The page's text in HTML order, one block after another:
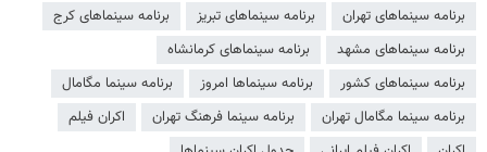
برنامه سینماهای تهران
برنامه سینماهای تبریز
برنامه سینماهای کرج
برنامه سینماهای مشهد
برنامه سینماهای کرمانشاه
برنامه سینماهای کشور
برنامه سینماها امروز
برنامه سینما مگامال
برنامه سینما مگامال تهران
برنامه سینما فرهنگ تهران
اکران فیلم